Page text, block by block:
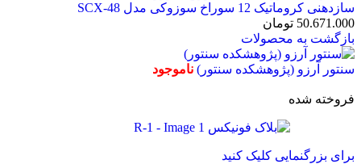
سازدهنی کروماتیک 12 سوراخ سوزوکی مدل SCX-48
50.671.000 تومان
بازگشت به محصولات
سنتور آرزو (پژوهشکده سنتور) ناموجود
فروخته شده
برای بزرگنمایی کلیک کنید